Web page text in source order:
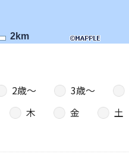
2km
2歳〜 3歳〜
木 金
土